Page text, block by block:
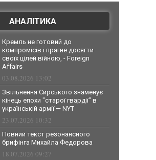
АНАЛІТИКА
Кремль не готовий до
компромісів і прагне досягти
своїх цілей війною, - Foreign
Affairs
03.08.2026 13:02
Звільнення Сирського знаменує
кінець епохи "старої гвардії" в
українській армії — NYT
23.07.2026 10:32
Повний текст резонансного
брифінга Михайла Федорова
18.07.2026 09:27